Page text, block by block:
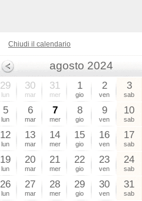
Chiudi il calendario
agosto 2024
29
lun
30
mar
31
mer
1
gio
2
ven
3
sab
5
lun
6
mar
7
mer
8
gio
9
ven
10
sab
12
lun
13
mar
14
mer
15
gio
16
ven
17
sab
19
lun
20
mar
21
mer
22
gio
23
ven
24
sab
26
lun
27
mar
28
mer
29
gio
30
ven
31
sab